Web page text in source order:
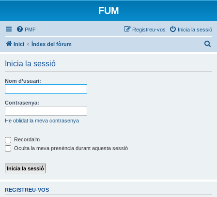
FUM
PMF Inicia la sessió
Registreu-vos
Inici Índex del fòrum
Inicia la sessió
Nom d’usuari:
Contrasenya:
He oblidat la meva contrasenya
Recorda’m
Oculta la meva presència durant aquesta sessió
REGISTREU-VOS